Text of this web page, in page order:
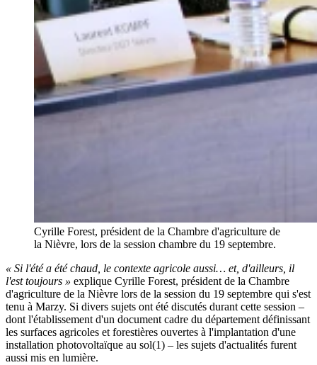
Cyrille Forest, président de la Chambre d'agriculture de
la Nièvre, lors de la session chambre du 19 septembre.
« Si l'été a été chaud, le contexte agricole aussi… et, d'ailleurs, il
l'est toujours » explique Cyrille Forest, président de la Chambre
d'agriculture de la Nièvre lors de la session du 19 septembre qui s'est
tenu à Marzy. Si divers sujets ont été discutés durant cette session –
dont l'établissement d'un document cadre du département définissant
les surfaces agricoles et forestières ouvertes à l'implantation d'une
installation photovoltaïque au sol(1) – les sujets d'actualités furent
aussi mis en lumière.